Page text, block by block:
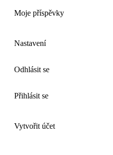
Moje příspěvky
Nastavení
Odhlásit se
Přihlásit se
Vytvořit účet